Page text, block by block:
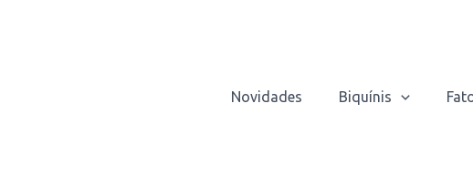
Novidades Biquínis